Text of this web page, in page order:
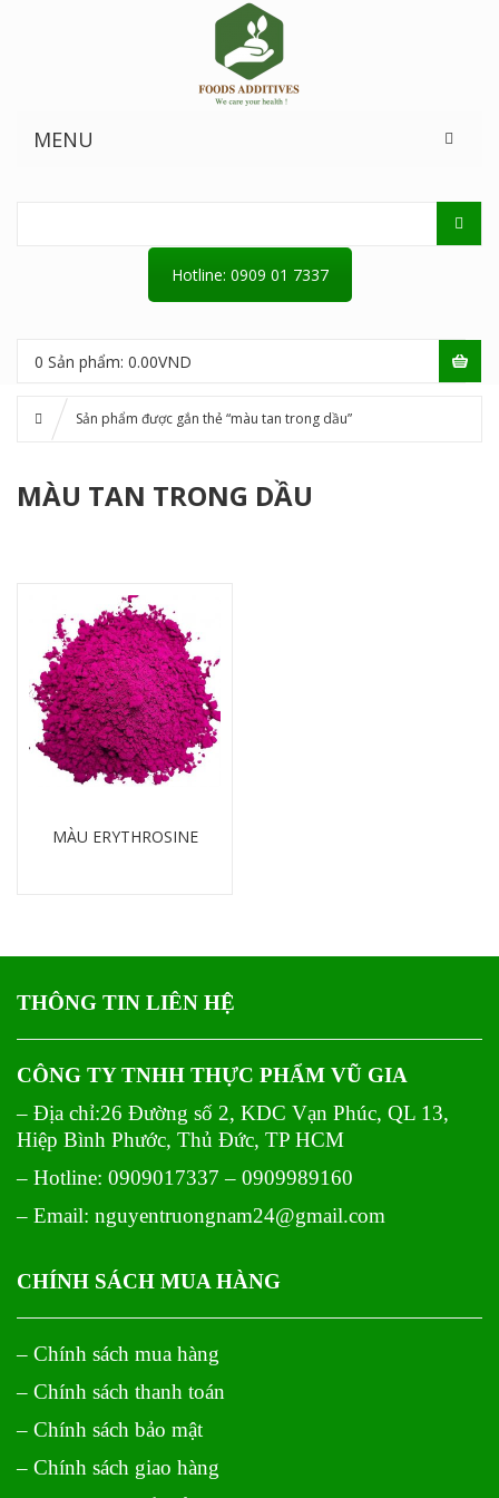
MENU
Hotline: 0909 01 7337
0 Sản phẩm: 0.00VND
Sản phẩm được gắn thẻ “màu tan trong dầu”
MÀU TAN TRONG DẦU
MÀU ERYTHROSINE
THÔNG TIN LIÊN HỆ
CÔNG TY TNHH THỰC PHẨM VŨ GIA
– Địa chỉ:26 Đường số 2, KDC Vạn Phúc, QL 13,
Hiệp Bình Phước, Thủ Đức, TP HCM
– Hotline: 0909017337 – 0909989160
– Email: nguyentruongnam24@gmail.com
CHÍNH SÁCH MUA HÀNG
– Chính sách mua hàng
– Chính sách thanh toán
– Chính sách bảo mật
– Chính sách giao hàng